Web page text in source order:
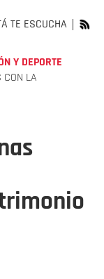
TE ESCUCHA
Y DEPORTE
LA